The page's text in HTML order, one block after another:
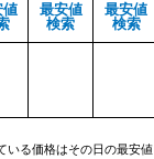
値
最安値
検索
最安値
検索
いる価格はその日の最安値